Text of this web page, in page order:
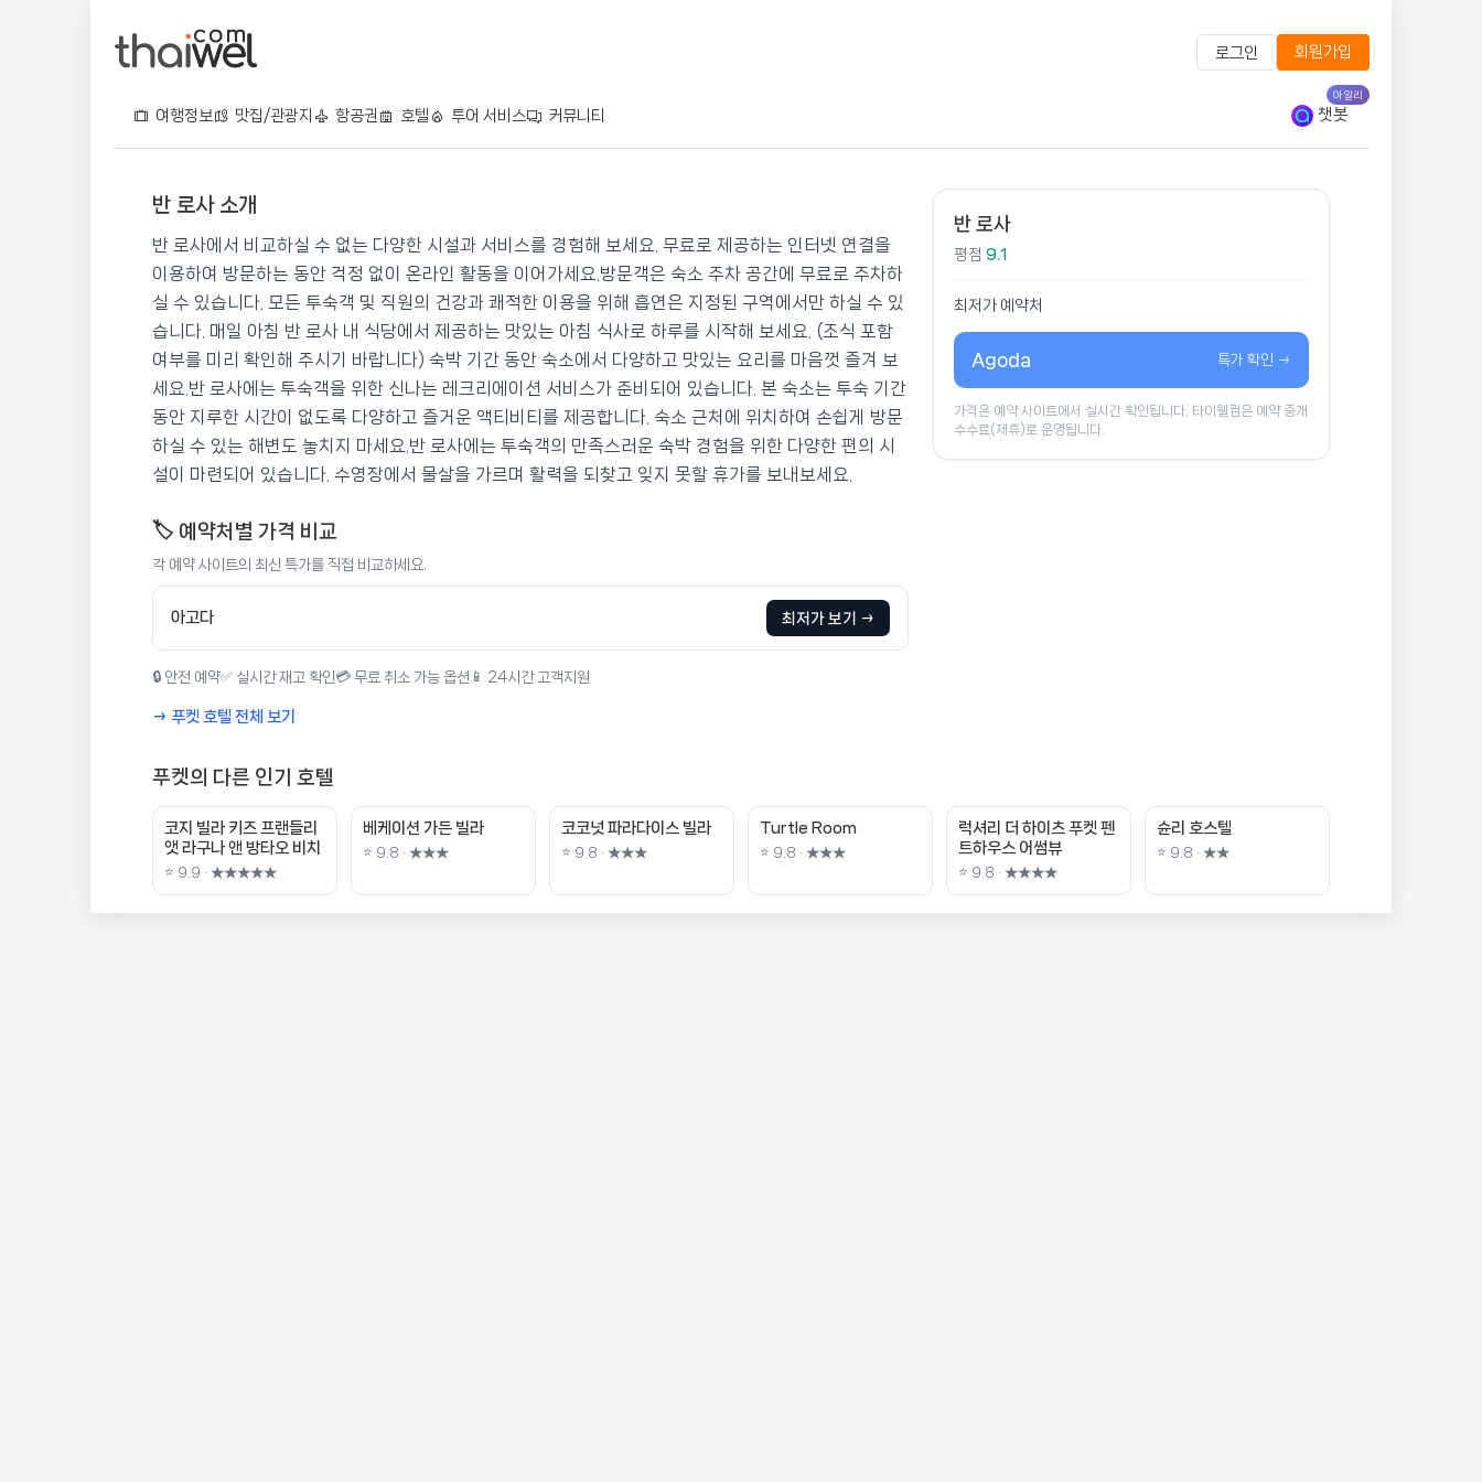
로그인 회원가입
여행정보 맛집/관광지 항공권 호텔 투어 서비스 커뮤니티 챗봇
아일리
반 로사
📍 푸켓★★★ ⭐ 9.1
💰 최저가 확인 · 예약하기
반 로사 소개
반 로사에서 비교하실 수 없는 다양한 시설과 서비스를 경험해 보세요. 무료로 제공하는 인터넷 연결을
이용하여 방문하는 동안 걱정 없이 온라인 활동을 이어가세요.방문객은 숙소 주차 공간에 무료로 주차하
실 수 있습니다. 모든 투숙객 및 직원의 건강과 쾌적한 이용을 위해 흡연은 지정된 구역에서만 하실 수 있
습니다. 매일 아침 반 로사 내 식당에서 제공하는 맛있는 아침 식사로 하루를 시작해 보세요. (조식 포함
여부를 미리 확인해 주시기 바랍니다) 숙박 기간 동안 숙소에서 다양하고 맛있는 요리를 마음껏 즐겨 보
세요.반 로사에는 투숙객을 위한 신나는 레크리에이션 서비스가 준비되어 있습니다. 본 숙소는 투숙 기간
동안 지루한 시간이 없도록 다양하고 즐거운 액티비티를 제공합니다. 숙소 근처에 위치하여 손쉽게 방문
하실 수 있는 해변도 놓치지 마세요.반 로사에는 투숙객의 만족스러운 숙박 경험을 위한 다양한 편의 시
설이 마련되어 있습니다. 수영장에서 물살을 가르며 활력을 되찾고 잊지 못할 휴가를 보내보세요.
🏷️ 예약처별 가격 비교
각 예약 사이트의 최신 특가를 직접 비교하세요.
아고다 최저가 보기 →
🔒 안전 예약✅ 실시간 재고 확인💳 무료 취소 가능 옵션 📱 24시간 고객지원
→ 푸켓 호텔 전체 보기
반 로사
평점 9.1
최저가 예약처
Agoda 특가 확인 →
가격은 예약 사이트에서 실시간 확인됩니다. 타이웰컴은 예약 중개
수수료(제휴)로 운영됩니다.
푸켓의 다른 인기 호텔
코지 빌라 키즈 프랜들리
앳 라구나 앤 방타오 비치
⭐ 9.9 · ★★★★★
베케이션 가든 빌라
⭐ 9.8 · ★★★
코코넛 파라다이스 빌라
⭐ 9.8 · ★★★
Turtle Room
⭐ 9.8 · ★★★
럭셔리 더 하이츠 푸켓 펜
트하우스 어썸뷰
⭐ 9.8 · ★★★★
슌리 호스텔
⭐ 9.8 · ★★